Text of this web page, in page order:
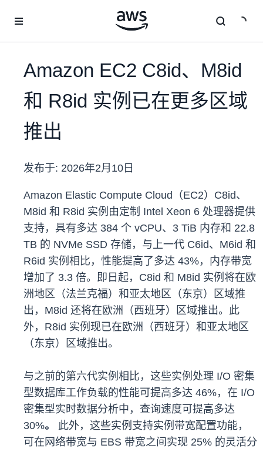
Amazon EC2 C8id、M8id
和 R8id 实例已在更多区域
推出
发布于: 2026年2月10日
Amazon Elastic Compute Cloud（EC2）C8id、
M8id 和 R8id 实例由定制 Intel Xeon 6 处理器提供
支持，具有多达 384 个 vCPU、3 TiB 内存和 22.8
TB 的 NVMe SSD 存储，与上一代 C6id、M6id 和
R6id 实例相比，性能提高了多达 43%，内存带宽
增加了 3.3 倍。即日起，C8id 和 M8id 实例将在欧
洲地区（法兰克福）和亚太地区（东京）区域推
出，M8id 还将在欧洲（西班牙）区域推出。此
外，R8id 实例现已在欧洲（西班牙）和亚太地区
（东京）区域推出。
与之前的第六代实例相比，这些实例处理 I/O 密集
型数据库工作负载的性能可提高多达 46%，在 I/O
密集型实时数据分析中，查询速度可提高多达
30%。
此外，这些实例支持实例带宽配置功能，
可在网络带宽与 EBS 带宽之间实现 25% 的灵活分